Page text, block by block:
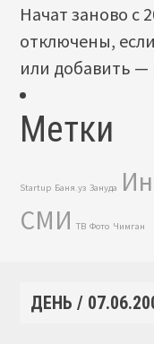
Начат заново с
отключены,
или добавить —
Метки
Startup Баня.уз Зануда
СМИ ТВ Фото Чимган
ДЕНЬ /